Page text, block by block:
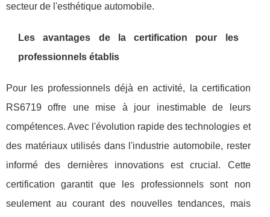
secteur de l'esthétique automobile.
Les avantages de la certification pour les
professionnels établis
Pour les professionnels déjà en activité, la certification
RS6719 offre une mise à jour inestimable de leurs
compétences. Avec l'évolution rapide des technologies et
des matériaux utilisés dans l'industrie automobile, rester
informé des dernières innovations est crucial. Cette
certification garantit que les professionnels sont non
seulement au courant des nouvelles tendances, mais